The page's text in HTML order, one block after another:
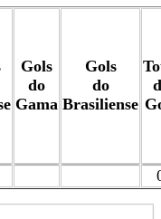
Gols
do
Gama
Gols
do
Brasiliense